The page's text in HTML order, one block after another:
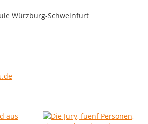
Würzburg-Schweinfurt